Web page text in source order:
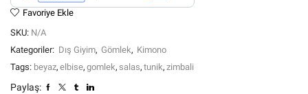
Favoriye Ekle
SKU: N/A
Kategoriler: Dış Giyim, Gömlek, Kimono
Tags: beyaz, elbise, gomlek, salas, tunik, zimbali
Paylaş: